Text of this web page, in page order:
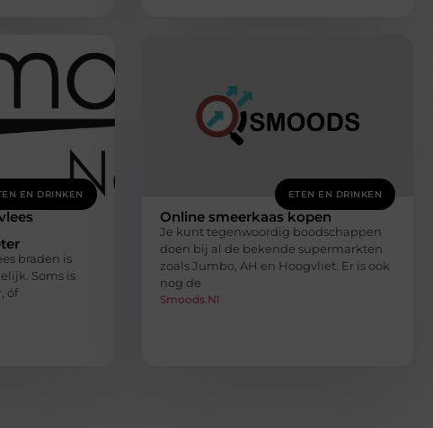
EN DRINKEN
braden is
Soms is
óf
ETEN EN DRINKEN
Online smeerkaas kopen
Je kunt tegenwoordig boodschappen
doen bij al de bekende supermarkten
zoals Jumbo, AH en Hoogvliet. Er is ook
nog de
Smoods.nl